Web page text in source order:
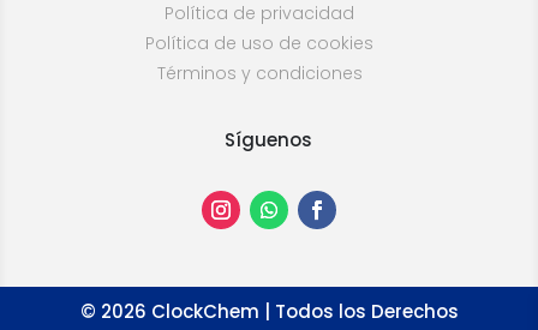
Política de privacidad
Política de uso de cookies
Términos y condiciones
Síguenos
© 2026 ClockChem | Todos los Derechos